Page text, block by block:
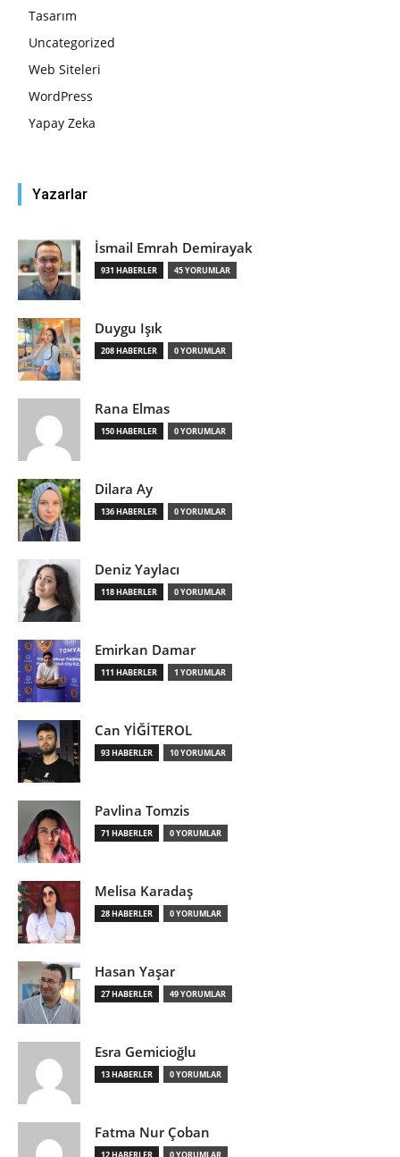
Tasarım
Uncategorized
Web Siteleri
WordPress
Yapay Zeka
Yazarlar
İsmail Emrah Demirayak
931 HABERLER 45 YORUMLAR
Duygu Işık
208 HABERLER 0 YORUMLAR
Rana Elmas
150 HABERLER 0 YORUMLAR
Dilara Ay
136 HABERLER 0 YORUMLAR
Deniz Yaylacı
118 HABERLER 0 YORUMLAR
Emirkan Damar
111 HABERLER 1 YORUMLAR
Can YİĞİTEROL
93 HABERLER 10 YORUMLAR
Pavlina Tomzis
71 HABERLER 0 YORUMLAR
Melisa Karadaş
28 HABERLER 0 YORUMLAR
Hasan Yaşar
27 HABERLER 49 YORUMLAR
Esra Gemicioğlu
13 HABERLER 0 YORUMLAR
Fatma Nur Çoban
12 HABERLER 0 YORUMLAR